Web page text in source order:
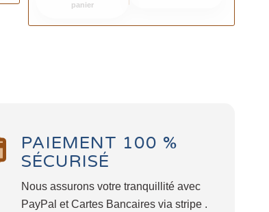
panier
PAIEMENT 100 %
SÉCURISÉ
Nous assurons votre tranquillité avec
PayPal et Cartes Bancaires via stripe .